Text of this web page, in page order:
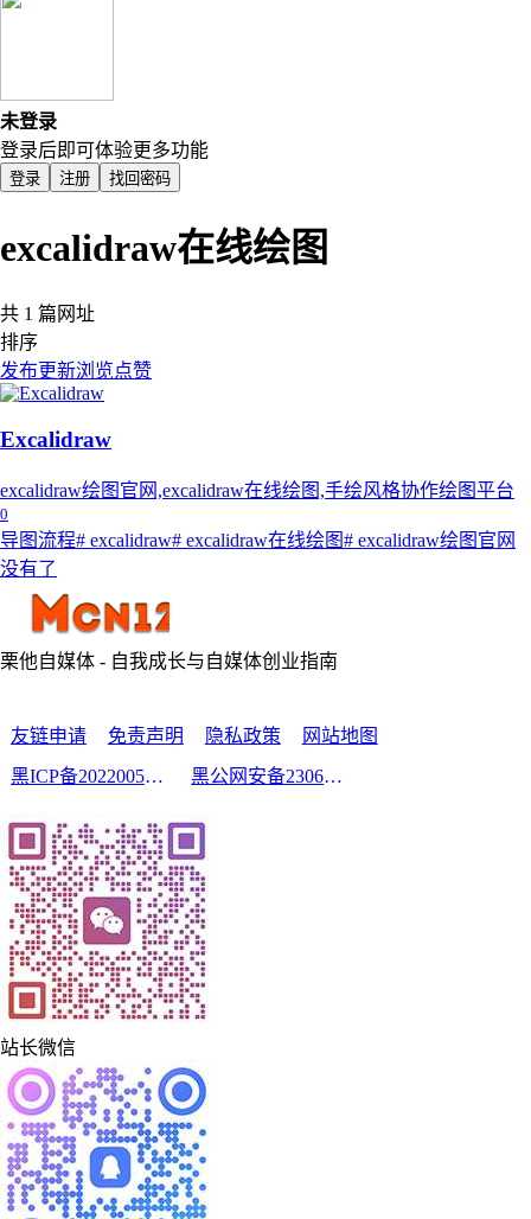
未登录
登录后即可体验更多功能
登录 注册 找回密码
excalidraw在线绘图
共 1 篇网址
排序
发布更新浏览点赞
Excalidraw
excalidraw绘图官网,excalidraw在线绘图,手绘风格协作绘图平台
0
导图流程# excalidraw# excalidraw在线绘图# excalidraw绘图官网
没有了
栗他自媒体 - 自我成长与自媒体创业指南
友链申请 免责声明 隐私政策
网站地图
黑ICP备2022005210号-2
黑公网安备23060302000213号
站长微信